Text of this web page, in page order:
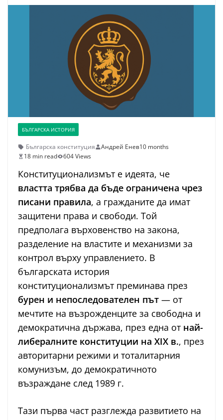
БЪЛГАРСКА ИСТОРИЯ
Българска конституция Андрей Енев10 months
18 min read
604 Views
Конституционализмът е идеята, че
властта трябва да бъде ограничена чрез
писани правила, а гражданите да имат
защитени права и свободи. Той
предполага върховенство на закона,
разделение на властите и механизми за
контрол върху управлението. В
българската история
конституционализмът преминава през
бурен и непоследователен път — от
мечтите на възрожденците за свободна и
демократична държава, през една от най-
либералните конституции на XIX в., през
авторитарни режими и тоталитарния
комунизъм, до демократичното
възраждане след 1989 г.
Тази първа част разглежда развитието на